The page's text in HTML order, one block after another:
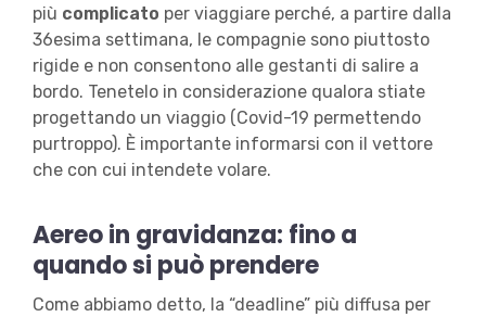
più complicato per viaggiare perché, a partire dalla
36esima settimana, le compagnie sono piuttosto
rigide e non consentono alle gestanti di salire a
bordo. Tenetelo in considerazione qualora stiate
progettando un viaggio (Covid-19 permettendo
purtroppo). È importante informarsi con il vettore
che con cui intendete volare.
Aereo in gravidanza: fino a
quando si può prendere
Come abbiamo detto, la “deadline” più diffusa per